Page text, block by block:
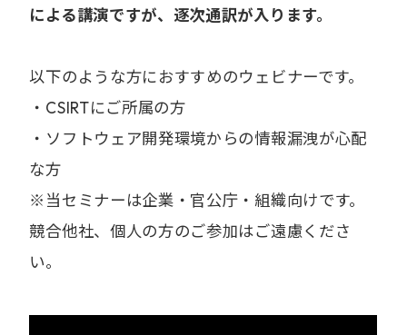
による講演ですが、逐次通訳が入ります。
以下のような方におすすめのウェビナーです。
・CSIRTにご所属の方
・ソフトウェア開発環境からの情報漏洩が心配
な方
※当セミナーは企業・官公庁・組織向けです。
競合他社、個人の方のご参加はご遠慮くださ
い。